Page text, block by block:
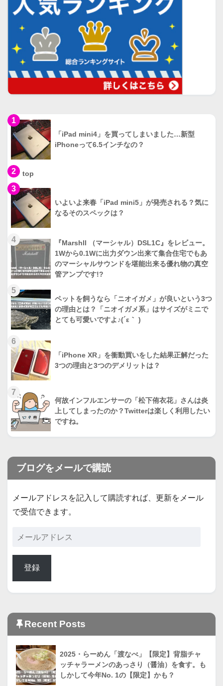
1
「iPad mini4」を買ってしまいました…新型
iPhoneって6.5インチなの？
2 top
3
いよいよ来春「iPad mini5」が発売される？気に
なるそのスペックは？
4
『Marshll （マーシャル）DSL1C』をレビュー。
1Wから0.1Wに出力ダウン出来て集合住宅でもあ
のマーシャルサウンドを堪能出来る優れ物の真空
管アンプです!?
5
ペットを飼うなら「ニオイガメ」が良いという3つ
の理由とは？「ニオイガメ系」はサイズがミニで
とても可愛いですよ♪(´ε｀ )
6
「iPhone XR」を衝動買いをした結果正解だった
3つの理由と3つのデメリットは？
7
何故インフルエンサーの「松下侑衣花」さんは炎
上してしまったのか？Twitterは楽しく利用したい
ですね。
ブログをメールで購読
メールアドレスを記入して購読すれば、更新をメール
で受信できます。
登録
Recent Posts
2025・らーめん「渡なべ」【限定】背脂チャ
ッチャラーメンのあっさり（醤油）を食す。も
しかして今年No. 1の【限定】かも？